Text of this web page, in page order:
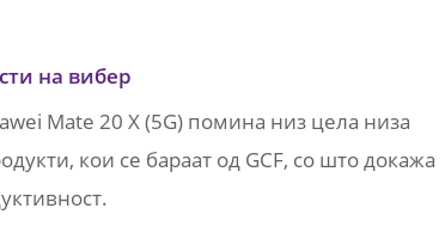
на вибер
Mate 20 X (5G) помина низ цела низа
кои се бараат од GCF, со што докажа